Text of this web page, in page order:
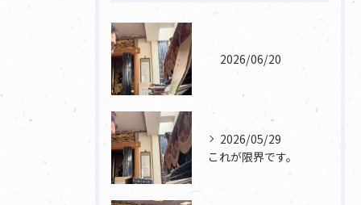
2026/06/20
2026/05/29
これが限界です。